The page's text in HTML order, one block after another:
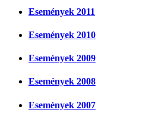
Események 2011
Események 2010
Események 2009
Események 2008
Események 2007